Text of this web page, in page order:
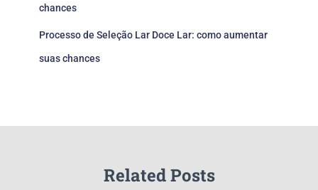
chances
Processo de Seleção Lar Doce Lar: como aumentar
suas chances
Related Posts